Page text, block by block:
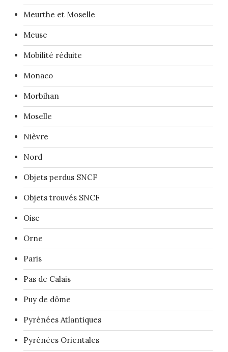
Meurthe et Moselle
Meuse
Mobilité réduite
Monaco
Morbihan
Moselle
Nièvre
Nord
Objets perdus SNCF
Objets trouvés SNCF
Oise
Orne
Paris
Pas de Calais
Puy de dôme
Pyrénées Atlantiques
Pyrénées Orientales